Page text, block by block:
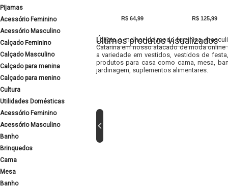
Pijamas
Acessório Feminino
Acessório Masculino
Calçado Feminino
Calçado Masculino
Calçado para menina
Calçado para menino
Cultura
Utilidades Domésticas
Acessório Feminino
Acessório Masculino
Banho
Brinquedos
Cama
Mesa
Banho
R$ 64,99 R$ 125,99
Últimos produtos visualizados
Lojista o melhor da moda feminina,
Catarina em nosso atacado de moda
a variedade em vestidos, vestidos de
produtos para casa como cama, mesa,
jardinagem, suplementos alimentares.